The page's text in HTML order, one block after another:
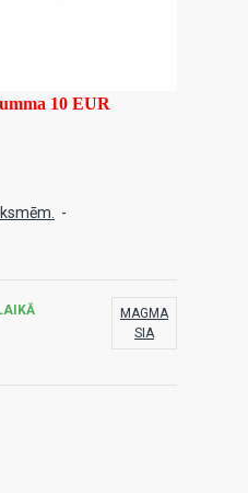
10 EUR
-
MAGMA
SIA